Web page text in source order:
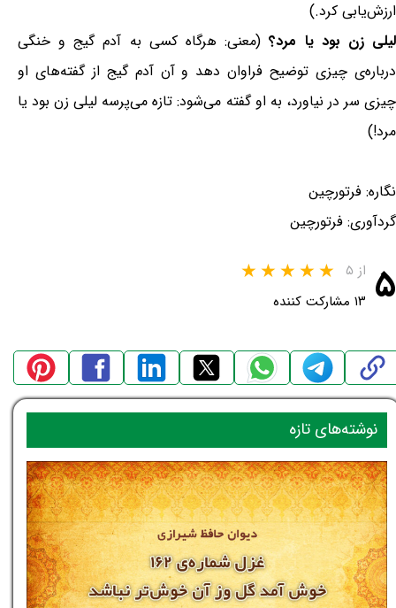
ارزش‌یابی کرد.)
لیلی زن بود یا مرد؟(معنی: هرگاه کسی به آدم گیج و خنگی
درباره‌ی چیزی توضیح فراوان دهد و آن آدم گیج از گفته‌های او
چیزی سر در نیاورد، به او گفته می‌شود: تازه می‌پرسه لیلی زن بود یا
مرد!)
نگاره: فرتورچین
گردآوری: فرتورچین
۵ از ۵
۱۳ مشارکت کننده
نوشته‌های تازه